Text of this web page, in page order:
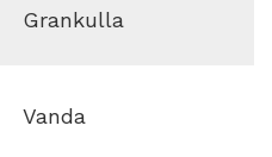
Grankulla
Vanda